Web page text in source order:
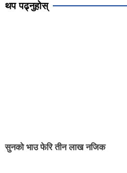
थप पढ्नुहोस्
सुनको भाउ फेरि तीन लाख नजिक